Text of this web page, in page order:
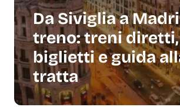
Da Siviglia a
treno: treni diretti,
biglietti e guida
tratta